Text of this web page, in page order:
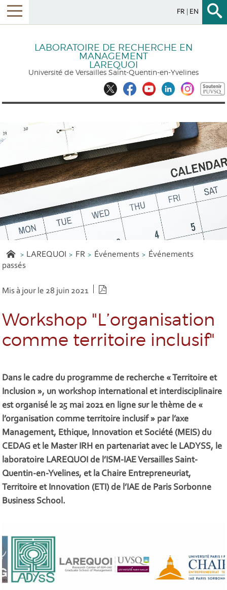
FR EN
LABORATOIRE DE RECHERCHE EN
MANAGEMENT
LAREQUOI
Université de Versailles Saint-Quentin-en-Yvelines
LAREQUOI FR Événements
Événements
passés
Mis à jour le 28 juin 2021
Workshop "L’organisation
comme territoire inclusif"
Dans le cadre du programme de recherche « Territoire et
Inclusion », un workshop international et interdisciplinaire
est organisé le 25 mai 2021 en ligne sur le thème de «
l’organisation comme territoire inclusif » par l’axe
Management, Ethique, Innovation et Société (MEIS) du
CEDAG et le Master IRH en partenariat avec le LADYSS, le
laboratoire LAREQUOI de l’ISM-IAE Versailles Saint-
Quentin-en-Yvelines, et la Chaire Entrepreneuriat,
Territoire et Innovation (ETI) de l’IAE de Paris Sorbonne
Business School.